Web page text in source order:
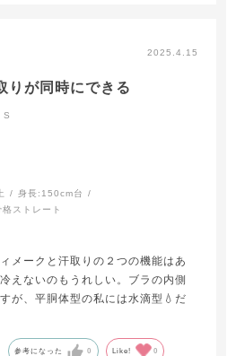
2025.4.15
りが同時にできる
S
身長: 150cm台
格ストレート
メークと汗取りの２つの機能はあ
えないのもうれしい。ブラの内側
が、平胴体型の私には水滴型💧だ
参考になった 0 Like! 0